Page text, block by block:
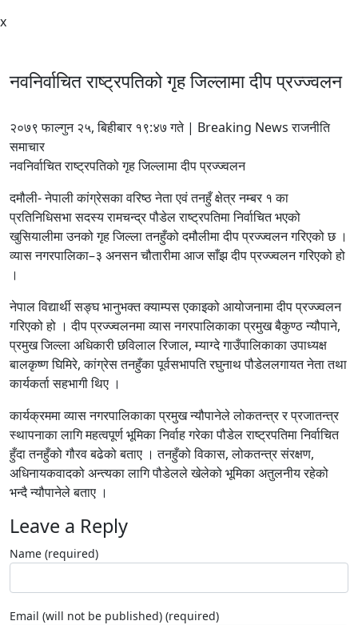
x
नवनिर्वाचित राष्ट्रपतिको गृह जिल्लामा दीप प्रज्ज्वलन
२०७९ फाल्गुन २५, बिहीबार १९:४७ गते | Breaking News राजनीति
समाचार
नवनिर्वाचित राष्ट्रपतिको गृह जिल्लामा दीप प्रज्ज्वलन
दमौली- नेपाली कांग्रेसका वरिष्ठ नेता एवं तनहुँ क्षेत्र नम्बर १ का
प्रतिनिधिसभा सदस्य रामचन्द्र पौडेल राष्ट्रपतिमा निर्वाचित भएको
खुसियालीमा उनको गृह जिल्ला तनहुँको दमौलीमा दीप प्रज्ज्वलन गरिएको छ ।
व्यास नगरपालिका–३ अनसन चौतारीमा आज साँझ दीप प्रज्ज्वलन गरिएको हो
।
नेपाल विद्यार्थी सङ्घ भानुभक्त क्याम्पस एकाइको आयोजनामा दीप प्रज्ज्वलन
गरिएको हो । दीप प्रज्ज्वलनमा व्यास नगरपालिकाका प्रमुख बैकुण्ठ न्यौपाने,
प्रमुख जिल्ला अधिकारी छविलाल रिजाल, म्याग्दे गाउँपालिकाका उपाध्यक्ष
बालकृष्ण घिमिरे, कांग्रेस तनहुँका पूर्वसभापति रघुनाथ पौडेललगायत नेता तथा
कार्यकर्ता सहभागी थिए ।
कार्यक्रममा व्यास नगरपालिकाका प्रमुख न्यौपानेले लोकतन्त्र र प्रजातन्त्र
स्थापनाका लागि महत्वपूर्ण भूमिका निर्वाह गरेका पौडेल राष्ट्रपतिमा निर्वाचित
हुँदा तनहुँको गौरव बढेको बताए । तनहुँको विकास, लोकतन्त्र संरक्षण,
अधिनायकवादको अन्त्यका लागि पौडेलले खेलेको भूमिका अतुलनीय रहेको
भन्दै न्यौपानेले बताए ।
Leave a Reply
Name (required)
Email (will not be published) (required)